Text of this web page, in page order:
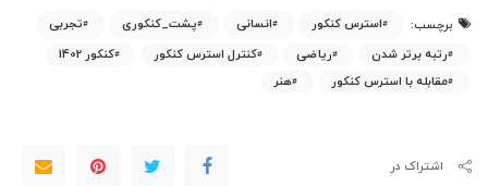
برچسب: استرس کنکور انسانی پشت_کنکوری
تجربی
رتبه برتر شدن
ریاضی کنترل استرس کنکور
کنکور 1402
مقابله با استرس کنکور
هنر
اشتراک در